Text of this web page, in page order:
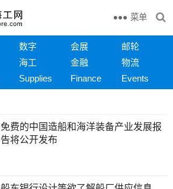
菜单
数字 会展
邮轮
海工 金融
物流
Supplies Finance Events
免费的中国造船和海洋装备产业发展报
告将公开发布